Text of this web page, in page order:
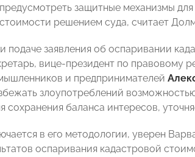
защитные механизмы
решением суда, считает
заявления об оспаривании
вице-президент по правовому
и предпринимателей
злоупотреблений
баланса интересов,
в его методологии, уверен
оспаривания кадастровой